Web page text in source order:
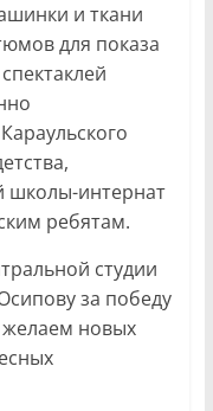
и ткани
для показа
школы-интернат
ребятам.
студии
за победу
желаем новых